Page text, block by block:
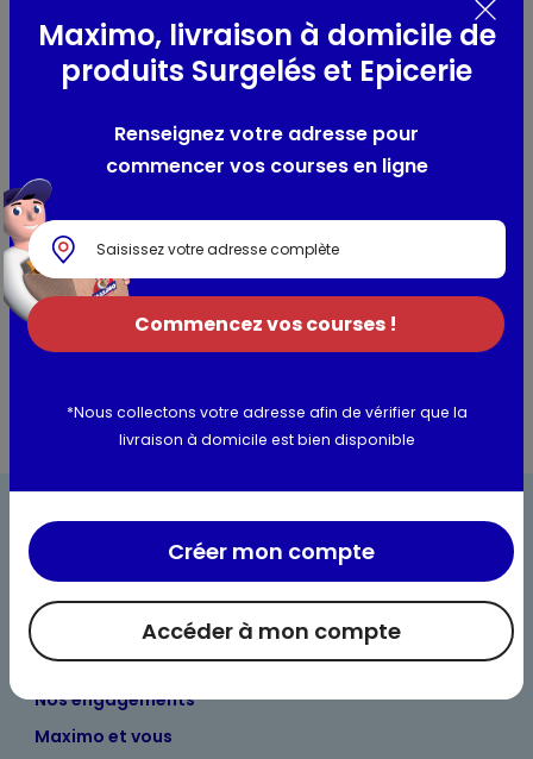
Utilisation et conservation
Composition / Ingrédients / Allergènes
flageolets), eau, sel
Valeurs nutritionnelles
Informations complémentaires
Bienvenue chez Maximo
Nos engagements
Maximo et vous
Maximo, livraison à domicile de
produits Surgelés et Epicerie
Renseignez votre adresse pour
commencer vos courses en ligne
Commencez vos courses !
*Nous collectons votre adresse afin de vérifier que la
livraison à domicile est bien disponible
Accéder à mon compte
Créer mon compte